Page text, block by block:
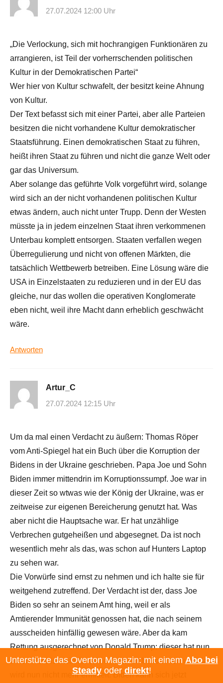
27.07.2024 12:00 Uhr
„Die Verlockung, sich mit hochrangigen Funktionären zu
arrangieren, ist Teil der vorherrschenden politischen
Kultur in der Demokratischen Partei“
Wer hier von Kultur schwafelt, der besitzt keine Ahnung
von Kultur.
Der Text befasst sich mit einer Partei, aber alle Parteien
besitzen die nicht vorhandene Kultur demokratischer
Staatsführung. Einen demokratischen Staat zu führen,
heißt ihren Staat zu führen und nicht die ganze Welt oder
gar das Universum.
Aber solange das geführte Volk vorgeführt wird, solange
wird sich an der nicht vorhandenen politischen Kultur
etwas ändern, auch nicht unter Trupp. Denn der Westen
müsste ja in jedem einzelnen Staat ihren verkommenen
Unterbau komplett entsorgen. Staaten verfallen wegen
Überregulierung und nicht von offenen Märkten, die
tatsächlich Wettbewerb betreiben. Eine Lösung wäre die
USA in Einzelstaaten zu reduzieren und in der EU das
gleiche, nur das wollen die operativen Konglomerate
eben nicht, weil ihre Macht dann erheblich geschwächt
wäre.
Antworten
Artur_C
27.07.2024 12:15 Uhr
Um da mal einen Verdacht zu äußern: Thomas Röper
vom Anti-Spiegel hat ein Buch über die Korruption der
Bidens in der Ukraine geschrieben. Papa Joe und Sohn
Biden immer mittendrin im Korruptionssumpf. Joe war in
dieser Zeit so wtwas wie der König der Ukraine, was er
zeitweise zur eigenen Bereicherung genutzt hat. Was
aber nicht die Hauptsache war. Er hat unzählige
Verbrechen gutgeheißen und abgesegnet. Da ist noch
wesentlich mehr als das, was schon auf Hunters Laptop
zu sehen war.
Die Vorwürfe sind ernst zu nehmen und ich halte sie für
weitgehend zutreffend. Der Verdacht ist der, dass Joe
Biden so sehr an seinem Amt hing, weil er als
Amtierender Immunität genossen hat, die nach seinem
ausscheiden hinfällig gewesen wäre. Aber da kam
Rettung ausgerechnet von Donald Trump: dieser hat nun
einen Persilschein für seine Amtszeit bekommen und da
wird nun nicht mehr ermittelt. Biden kann sich jetzt
Unterstütze das Overton Magazin: mit einem Abo bei
Steadyoder direkt!